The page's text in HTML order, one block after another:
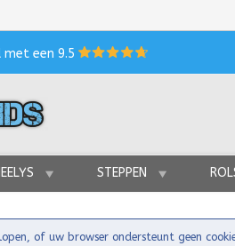
met een 9.5
STEPPEN
of uw browser ondersteunt geen